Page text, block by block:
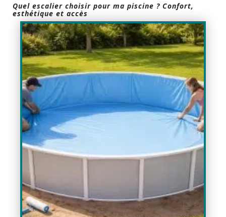
Quel escalier choisir pour ma piscine ? Confort,
esthétique et accès